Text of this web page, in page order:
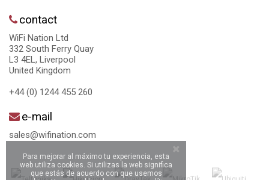
contact
WiFi Nation Ltd
332 South Ferry Quay
L3 4EL, Liverpool
United Kingdom
+44 (0) 1244 455 260
e-mail
sales@wifination.com
Para mejorar al máximo tu experiencia, esta
web utiliza cookies. Si utilizas la web significa
que estás de acuerdo con que usemos